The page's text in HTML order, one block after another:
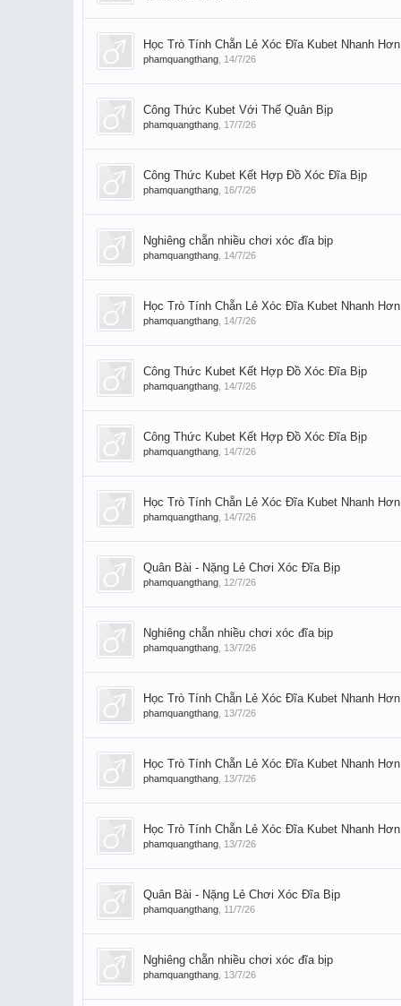
Học Trò Tính Chẵn Lẻ Xóc Đĩa Kubet Nhanh
phamquangthang 14/7/26
Công Thức Kubet Với Thế Quân Bịp
phamquangthang 17/7/26
Công Thức Kubet Kết Hợp Đồ Xóc Đĩa Bịp
phamquangthang 16/7/26
Nghiêng chẵn nhiều chơi xóc đĩa bịp
phamquangthang 14/7/26
Học Trò Tính Chẵn Lẻ Xóc Đĩa Kubet Nhanh
phamquangthang 14/7/26
Công Thức Kubet Kết Hợp Đồ Xóc Đĩa Bịp
phamquangthang 14/7/26
Công Thức Kubet Kết Hợp Đồ Xóc Đĩa Bịp
phamquangthang 14/7/26
Học Trò Tính Chẵn Lẻ Xóc Đĩa Kubet Nhanh
phamquangthang 14/7/26
Quân Bài - Nặng Lẻ Chơi Xóc Đĩa Bịp
phamquangthang 12/7/26
Nghiêng chẵn nhiều chơi xóc đĩa bịp
phamquangthang 13/7/26
Học Trò Tính Chẵn Lẻ Xóc Đĩa Kubet Nhanh
phamquangthang 13/7/26
Học Trò Tính Chẵn Lẻ Xóc Đĩa Kubet Nhanh
phamquangthang 13/7/26
Học Trò Tính Chẵn Lẻ Xóc Đĩa Kubet Nhanh
phamquangthang 13/7/26
Quân Bài - Nặng Lẻ Chơi Xóc Đĩa Bịp
phamquangthang 11/7/26
Nghiêng chẵn nhiều chơi xóc đĩa bịp
phamquangthang 13/7/26